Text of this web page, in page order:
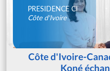
PRESIDENCE CI
Côte d'Ivoire
Côte d'Ivoire-
Koné